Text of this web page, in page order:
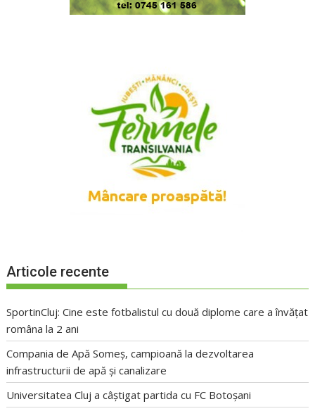
Articole recente
SportinCluj: Cine este fotbalistul cu două diplome care a învățat
româna la 2 ani
Compania de Apă Someș, campioană la dezvoltarea
infrastructurii de apă și canalizare
Universitatea Cluj a câștigat partida cu FC Botoșani